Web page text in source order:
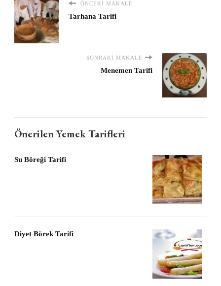
ÖNCEKI MAKALE
Tarhana Tarifi
SONRAKI MAKALE
Menemen Tarifi
Önerilen Yemek Tarifleri
Su Böreği Tarifi
Diyet Börek Tarifi